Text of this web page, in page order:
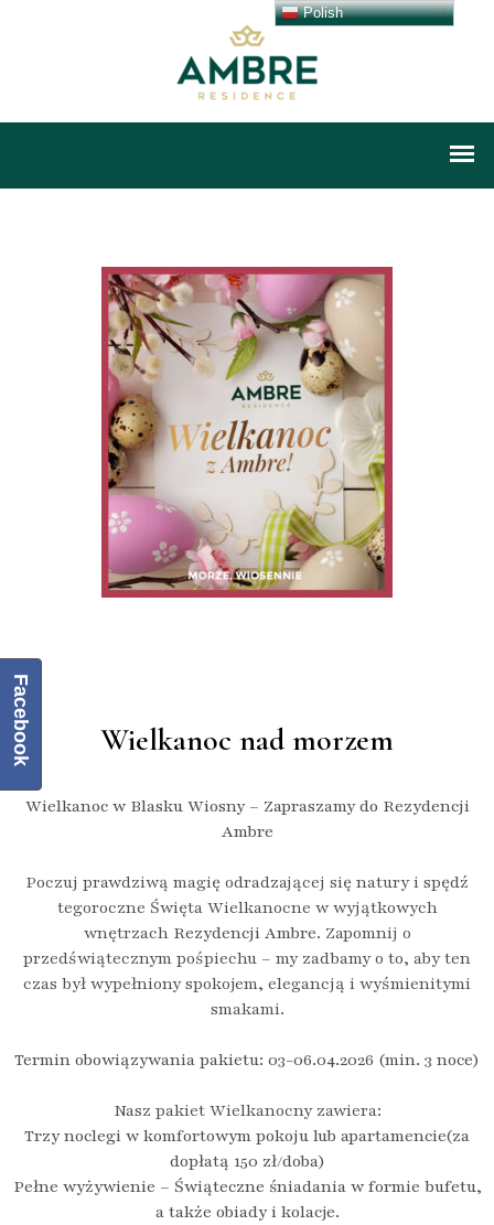
Wielkanoc nad morzem
Wielkanoc w Blasku Wiosny – Zapraszamy do Rezydencji
Ambre
Poczuj prawdziwą magię odradzającej się natury i spędź
tegoroczne Święta Wielkanocne w wyjątkowych
wnętrzach Rezydencji Ambre. Zapomnij o
przedświątecznym pośpiechu – my zadbamy o to, aby ten
czas był wypełniony spokojem, elegancją i wyśmienitymi
smakami.
Termin obowiązywania pakietu: 03-06.04.2026 (min. 3 noce)
Nasz pakiet Wielkanocny zawiera:
Trzy noclegi w komfortowym pokoju lub apartamencie(za
dopłatą 150 zł/doba)
Pełne wyżywienie – Świąteczne śniadania w formie bufetu,
a także obiady i kolacje.
Polish
Facebook